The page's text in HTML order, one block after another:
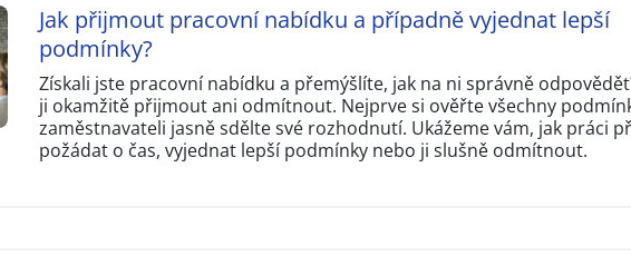
Jak přijmout pracovní nabídku a případně vyjednat lepší
podmínky?
Získali jste pracovní nabídku a přemýšlíte, jak na ni správně
ji okamžitě přijmout ani odmítnout. Nejprve si ověřte všechny
zaměstnavateli jasně sdělte své rozhodnutí. Ukážeme vám, jak práci
požádat o čas, vyjednat lepší podmínky nebo ji slušně odmítnout.